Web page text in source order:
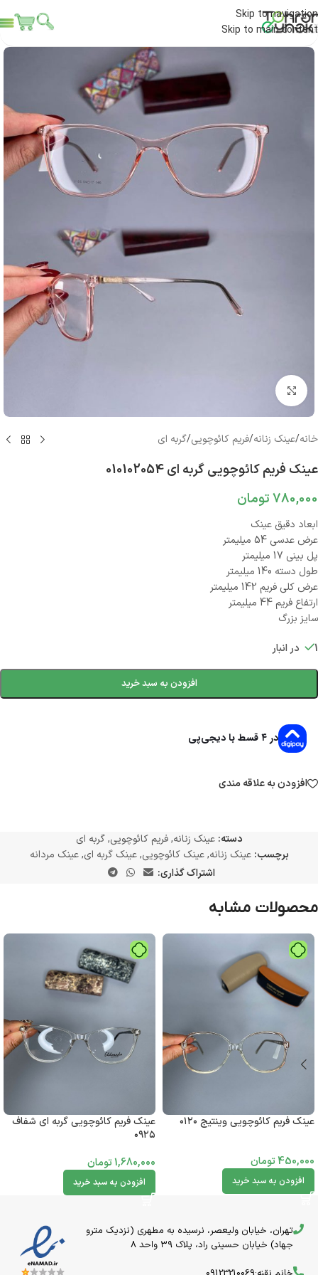
Skip to navigation
Skip to main content
بزرگنمایی تصویر
خانه/عینک زنانه/فریم کائوچویی/گربه ای
عینک فریم کائوچویی گربه ای 010102054
780,000تومان
ابعاد دقیق عینک
عرض عدسی 54 میلیمتر
پل بینی 17 میلیمتر
طول دسته 140 میلیمتر
عرض کلی فریم 142 میلیمتر
ارتفاع فریم 44 میلیمتر
سایز بزرگ
1 در انبار
افزودن به سبد خرید
در ۴ قسط با دیجی‌پی
افزودن به علاقه مندی
دسته: عینک زنانه, فریم کائوچویی, گربه ای
برچسب: عینک زنانه, عینک کائوچویی, عینک گربه ای, عینک مردانه
اشتراک گذاری:
محصولات مشابه
عینک فریم کائوچویی وینتیج ۰۱۲۰
450,000تومان
افزودن به سبد خرید
عینک فریم کائوچویی گربه ای شفاف
۰۹۲۵
1,680,000تومان
افزودن به سبد خرید
تهران، خیابان ولیعصر، نرسیده به مطهری (نزدیک مترو
جهاد) خیابان حسینی راد، پلاک ۳۹ واحد 8